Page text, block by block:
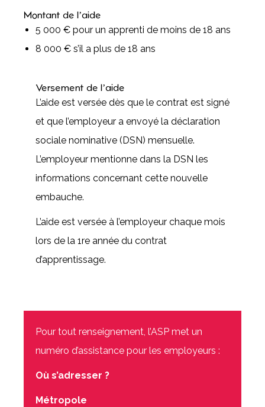
Montant de l’aide
5 000 € pour un apprenti de moins de 18 ans
8 000 € s’il a plus de 18 ans
Versement de l’aide
L’aide est versée dès que le contrat est signé
et que l’employeur a envoyé la déclaration
sociale nominative (DSN) mensuelle.
L’employeur mentionne dans la DSN les
informations concernant cette nouvelle
embauche.
L’aide est versée à l’employeur chaque mois
lors de la 1re année du contrat
d’apprentissage.
Pour tout renseignement, l’ASP met un
numéro d’assistance pour les employeurs :
Où s’adresser ?
Métropole